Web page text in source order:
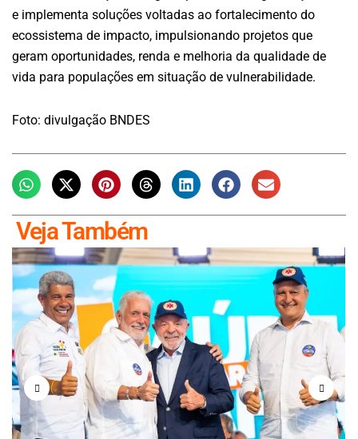
e implementa soluções voltadas ao fortalecimento do
ecossistema de impacto, impulsionando projetos que
geram oportunidades, renda e melhoria da qualidade de
vida para populações em situação de vulnerabilidade.
Foto: divulgação BNDES
Veja Também